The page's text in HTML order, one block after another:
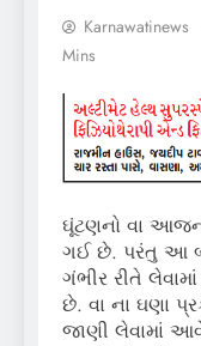
Karnawatinews
Mins
ઘૂંટણનો વા
ગઈ છે. પરંતુ આ
ગંભીર રીતે
છે. વા ના ઘણા
જાણી લેવામાં